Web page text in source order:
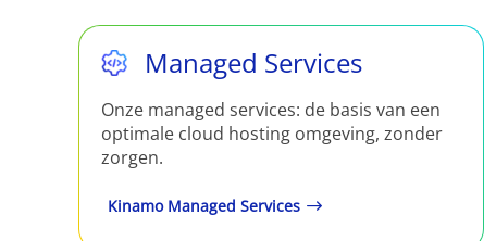
Managed Services
Onze managed services: de basis van een
optimale cloud hosting omgeving, zonder
zorgen.
Kinamo Managed Services